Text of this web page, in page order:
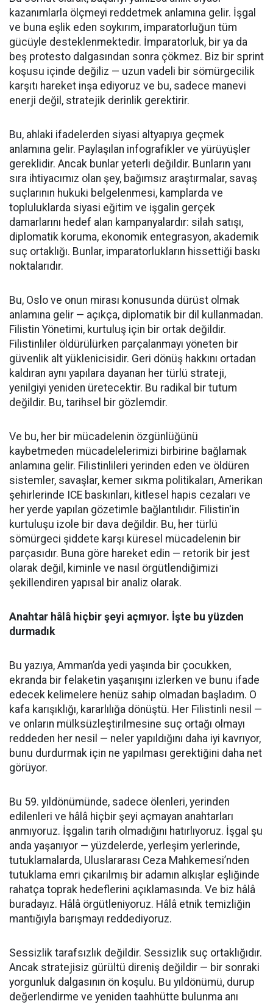
kazanımlarla ölçmeyi reddetmek anlamına gelir. İşgal
ve buna eşlik eden soykırım, imparatorluğun tüm
gücüyle desteklenmektedir. İmparatorluk, bir ya da
beş protesto dalgasından sonra çökmez. Biz bir sprint
koşusu içinde değiliz — uzun vadeli bir sömürgecilik
karşıtı hareket inşa ediyoruz ve bu, sadece manevi
enerji değil, stratejik derinlik gerektirir.
Bu, ahlaki ifadelerden siyasi altyapıya geçmek
anlamına gelir. Paylaşılan infografikler ve yürüyüşler
gereklidir. Ancak bunlar yeterli değildir. Bunların yanı
sıra ihtiyacımız olan şey, bağımsız araştırmalar, savaş
suçlarının hukuki belgelenmesi, kamplarda ve
topluluklarda siyasi eğitim ve işgalin gerçek
damarlarını hedef alan kampanyalardır: silah satışı,
diplomatik koruma, ekonomik entegrasyon, akademik
suç ortaklığı. Bunlar, imparatorlukların hissettiği baskı
noktalarıdır.
Bu, Oslo ve onun mirası konusunda dürüst olmak
anlamına gelir — açıkça, diplomatik bir dil kullanmadan.
Filistin Yönetimi, kurtuluş için bir ortak değildir.
Filistinliler öldürülürken parçalanmayı yöneten bir
güvenlik alt yüklenicisidir. Geri dönüş hakkını ortadan
kaldıran aynı yapılara dayanan her türlü strateji,
yenilgiyi yeniden üretecektir. Bu radikal bir tutum
değildir. Bu, tarihsel bir gözlemdir.
Ve bu, her bir mücadelenin özgünlüğünü
kaybetmeden mücadelelerimizi birbirine bağlamak
anlamına gelir. Filistinlileri yerinden eden ve öldüren
sistemler, savaşlar, kemer sıkma politikaları, Amerikan
şehirlerinde ICE baskınları, kitlesel hapis cezaları ve
her yerde yapılan gözetimle bağlantılıdır. Filistin'in
kurtuluşu izole bir dava değildir. Bu, her türlü
sömürgeci şiddete karşı küresel mücadelenin bir
parçasıdır. Buna göre hareket edin — retorik bir jest
olarak değil, kiminle ve nasıl örgütlendiğimizi
şekillendiren yapısal bir analiz olarak.
Anahtar hâlâ hiçbir şeyi açmıyor. İşte bu yüzden
durmadık
Bu yazıya, Amman’da yedi yaşında bir çocukken,
ekranda bir felaketin yaşanışını izlerken ve bunu ifade
edecek kelimelere henüz sahip olmadan başladım. O
kafa karışıklığı, kararlılığa dönüştü. Her Filistinli nesil —
ve onların mülksüzleştirilmesine suç ortağı olmayı
reddeden her nesil — neler yapıldığını daha iyi kavrıyor,
bunu durdurmak için ne yapılması gerektiğini daha net
görüyor.
Bu 59. yıldönümünde, sadece ölenleri, yerinden
edilenleri ve hâlâ hiçbir şeyi açmayan anahtarları
anmıyoruz. İşgalin tarih olmadığını hatırlıyoruz. İşgal şu
anda yaşanıyor — yüzdelerde, yerleşim yerlerinde,
tutuklamalarda, Uluslararası Ceza Mahkemesi’nden
tutuklama emri çıkarılmış bir adamın alkışlar eşliğinde
rahatça toprak hedeflerini açıklamasında. Ve biz hâlâ
buradayız. Hâlâ örgütleniyoruz. Hâlâ etnik temizliğin
mantığıyla barışmayı reddediyoruz.
Sessizlik tarafsızlık değildir. Sessizlik suç ortaklığıdır.
Ancak stratejisiz gürültü direniş değildir — bir sonraki
yorgunluk dalgasının ön koşulu. Bu yıldönümü, durup
değerlendirme ve yeniden taahhütte bulunma anı